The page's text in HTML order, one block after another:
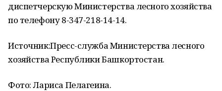
диспетчерскую Министерства лесного хозяйства
по телефону 8-347-218-14-14.
Источник:Пресс-служба Министерства лесного
хозяйства Республики Башкортостан.
Фото: Лариса Пелагеина.